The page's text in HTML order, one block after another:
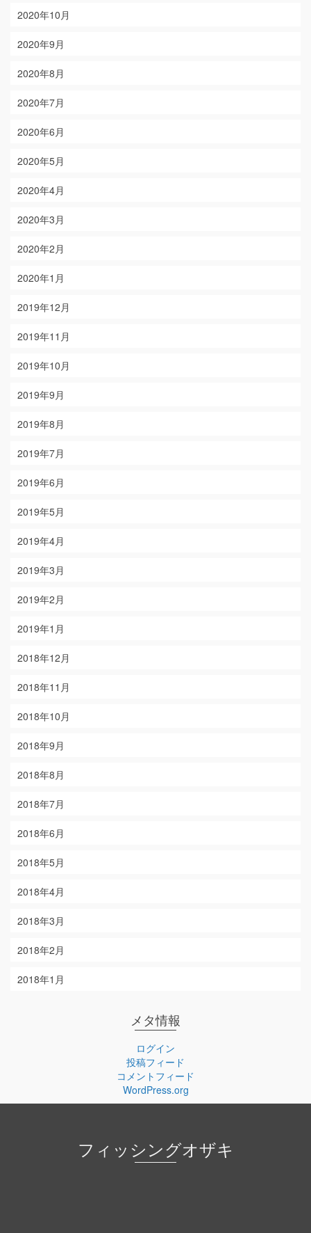
2020年10月
2020年9月
2020年8月
2020年7月
2020年6月
2020年5月
2020年4月
2020年3月
2020年2月
2020年1月
2019年12月
2019年11月
2019年10月
2019年9月
2019年8月
2019年7月
2019年6月
2019年5月
2019年4月
2019年3月
2019年2月
2019年1月
2018年12月
2018年11月
2018年10月
2018年9月
2018年8月
2018年7月
2018年6月
2018年5月
2018年4月
2018年3月
2018年2月
2018年1月
メタ情報
ログイン
投稿フィード
コメントフィード
WordPress.org
フィッシングオザキ